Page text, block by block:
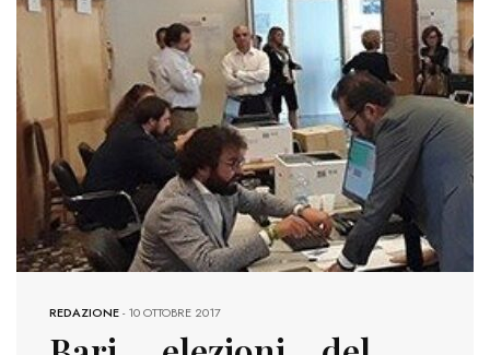
REDAZIONE-10 OTTOBRE 2017